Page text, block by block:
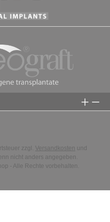
zzgl. Versandkosten und
nicht anders angegeben.
- Alle Rechte vorbehalten.